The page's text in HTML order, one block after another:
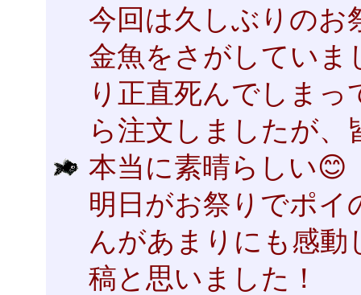
今回は久しぶりのお
金魚をさがしていま
り正直死んでしま
ら注文しましたが、
本当に素晴らしい😊
明日がお祭りでポイ
んがあまりにも感動
稿と思いました！